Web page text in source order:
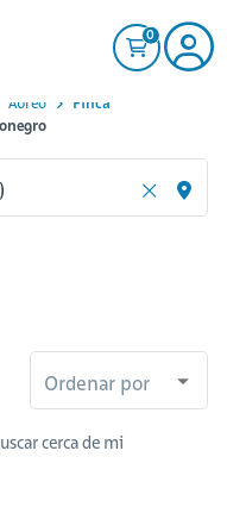
0
Abreo
Finca
Ordenar por
cerca de mi